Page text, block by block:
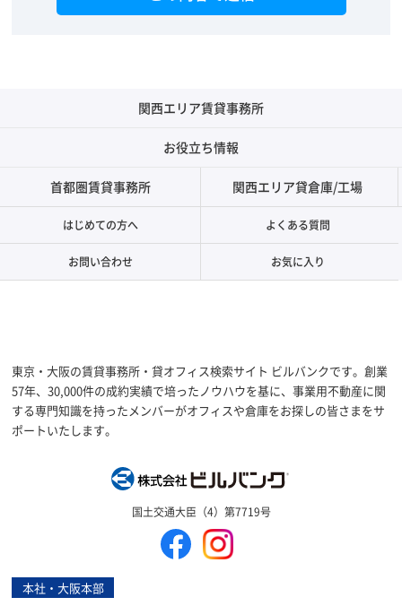
関西エリア賃貸事務所
お役立ち情報
首都圏賃貸事務所 関西エリア貸倉庫/工場
はじめての方へ よくある質問
お問い合わせ お気に入り
東京・大阪の賃貸事務所・貸オフィス検索サイト ビルバンクです。創業
57年、30,000件の成約実績で培ったノウハウを基に、事業用不動産に関
する専門知識を持ったメンバーがオフィスや倉庫をお探しの皆さまをサ
ポートいたします。
国土交通大臣（4）第7719号
本社・大阪本部